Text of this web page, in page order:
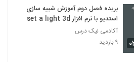
بریده فصل دوم آموزش شبیه سازی
استدیو با نرم افزار set a light 3d
آکادمی نیک درس
۹ بازدید